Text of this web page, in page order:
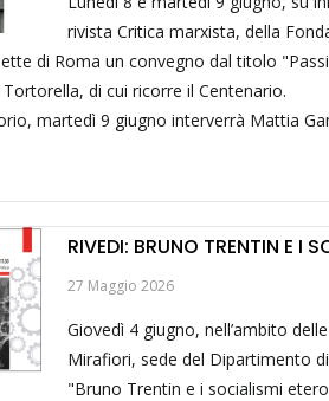
rivista Critica marxista, della
di Roma un convegno dal titolo
di cui ricorre il Centenario.
martedì 9 giugno interverrà Mattia
RIVEDI: BRUNO TRENTIN E I
27 Maggio 2026
Giovedì 4 giugno, nell’ambito
Mirafiori, sede del Dipartimento
"Bruno Trentin e i socialismi